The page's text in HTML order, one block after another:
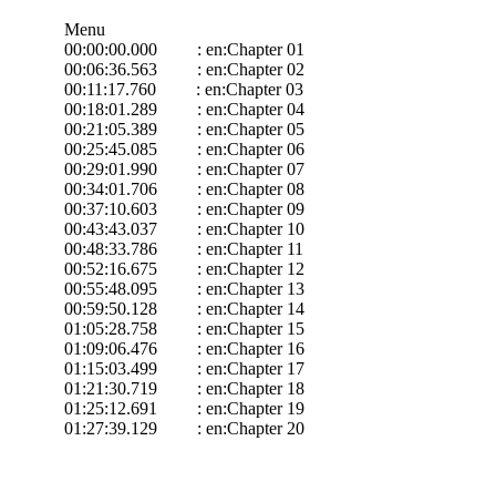
Menu
00:00:00.000 : en:Chapter 01
00:06:36.563 : en:Chapter 02
00:11:17.760 : en:Chapter 03
00:18:01.289 : en:Chapter 04
00:21:05.389 : en:Chapter 05
00:25:45.085 : en:Chapter 06
00:29:01.990 : en:Chapter 07
00:34:01.706 : en:Chapter 08
00:37:10.603 : en:Chapter 09
00:43:43.037 : en:Chapter 10
00:48:33.786 : en:Chapter 11
00:52:16.675 : en:Chapter 12
00:55:48.095 : en:Chapter 13
00:59:50.128 : en:Chapter 14
01:05:28.758 : en:Chapter 15
01:09:06.476 : en:Chapter 16
01:15:03.499 : en:Chapter 17
01:21:30.719 : en:Chapter 18
01:25:12.691 : en:Chapter 19
01:27:39.129 : en:Chapter 20